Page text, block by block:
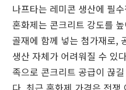
나프타는 레미콘 생산에 필
혼화제는 콘크리트 강도를
골재에 함께 넣는 첨가재로,
생산 자체가 어려워질 수 있
족으로 콘크리트 공급이 끊